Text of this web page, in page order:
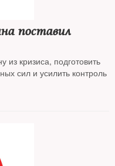
поставил
кризиса, подготовить
сил и усилить контроль